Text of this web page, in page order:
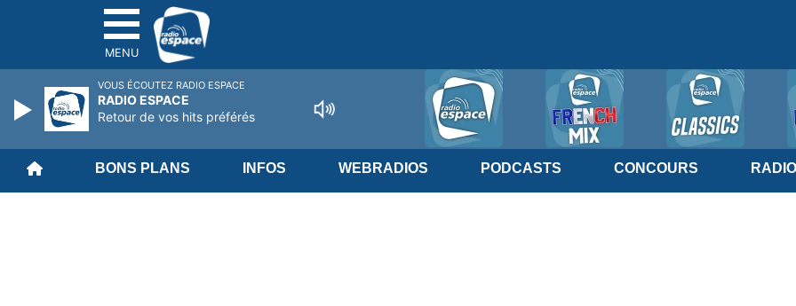
MENU
BONS PLANS INFOS WEBRADIOS PODCASTS CONCOURS RADIO
VOUS ÉCOUTEZ RADIO ESPACE
RADIO ESPACE
Retour de vos hits préférés